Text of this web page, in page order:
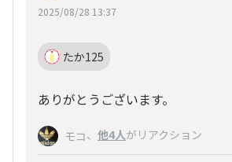
2025/08/28 13:37
たか125
ありがとうございます。
モコ、 他4人がリアクション